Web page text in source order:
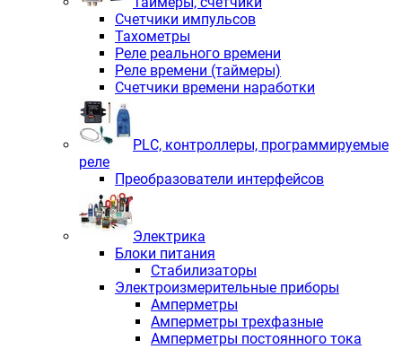
Счетчики импульсов
Тахометры
Реле реального времени
Реле времени (таймеры)
Счетчики времени наработки
PLС, контроллеры, программируемые
реле
Преобразователи интерфейсов
Электрика
Блоки питания
Стабилизаторы
Электроизмерительные приборы
Амперметры
Амперметры трехфазные
Амперметры постоянного тока